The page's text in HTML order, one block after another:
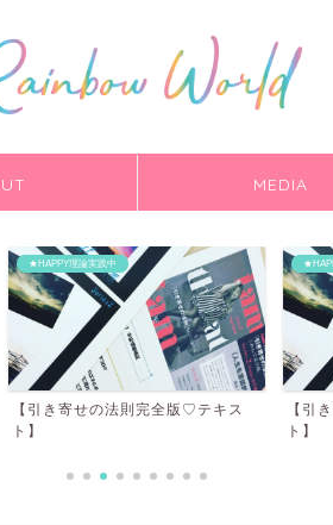
MEDIA
★HAPPY理論実践中
【引き寄せの法則完全版♡テキス
ト】
【引
ト】